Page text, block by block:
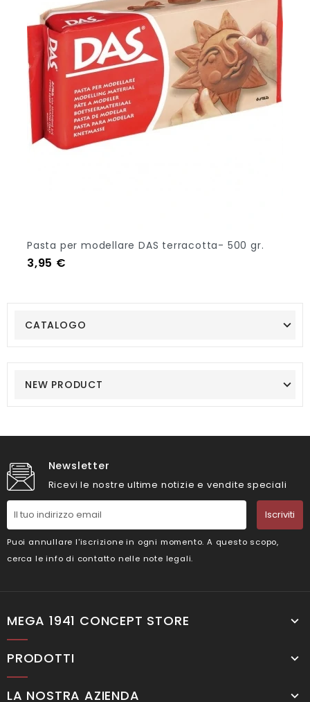
CATALOGO
NEW PRODUCT
Pasta per modellare DAS terracotta- 500 gr.
Prezzo
3,95 €
Newsletter
Ricevi le nostre ultime notizie e vendite speciali
Iscriviti
Puoi annullare l'iscrizione in ogni momento. A questo scopo,
cerca le info di contatto nelle note legali.
MEGA 1941 CONCEPT STORE
PRODOTTI
LA NOSTRA AZIENDA